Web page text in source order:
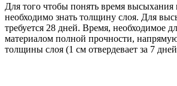
Для того чтобы понять время высыхания
необходимо знать толщину слоя. Для
требуется 28 дней. Время, необходимое
материалом полной прочности,
толщины слоя (1 см отвердевает за 7